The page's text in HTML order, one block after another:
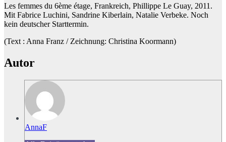
Les femmes du 6ème étage, Frankreich, Phillippe Le Guay, 2011.
Mit Fabrice Luchini, Sandrine Kiberlain, Natalie Verbeke. Noch
kein deutscher Starttermin.
(Text : Anna Franz / Zeichnung: Christina Koormann)
Autor
AnnaF